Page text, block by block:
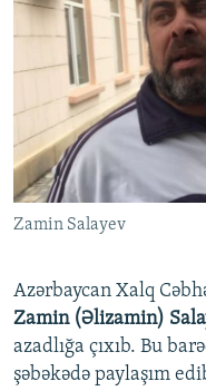
Zamin Salayev
Azərbaycan Xalq
Zamin (Əlizamin)
azadlığa çıxıb. Bu
şəbəkədə paylaşım